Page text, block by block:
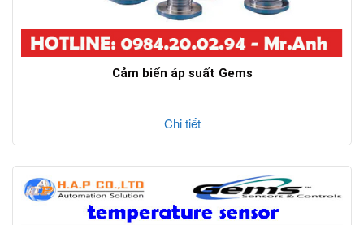
Cảm biến áp suất Gems
Chi tiết